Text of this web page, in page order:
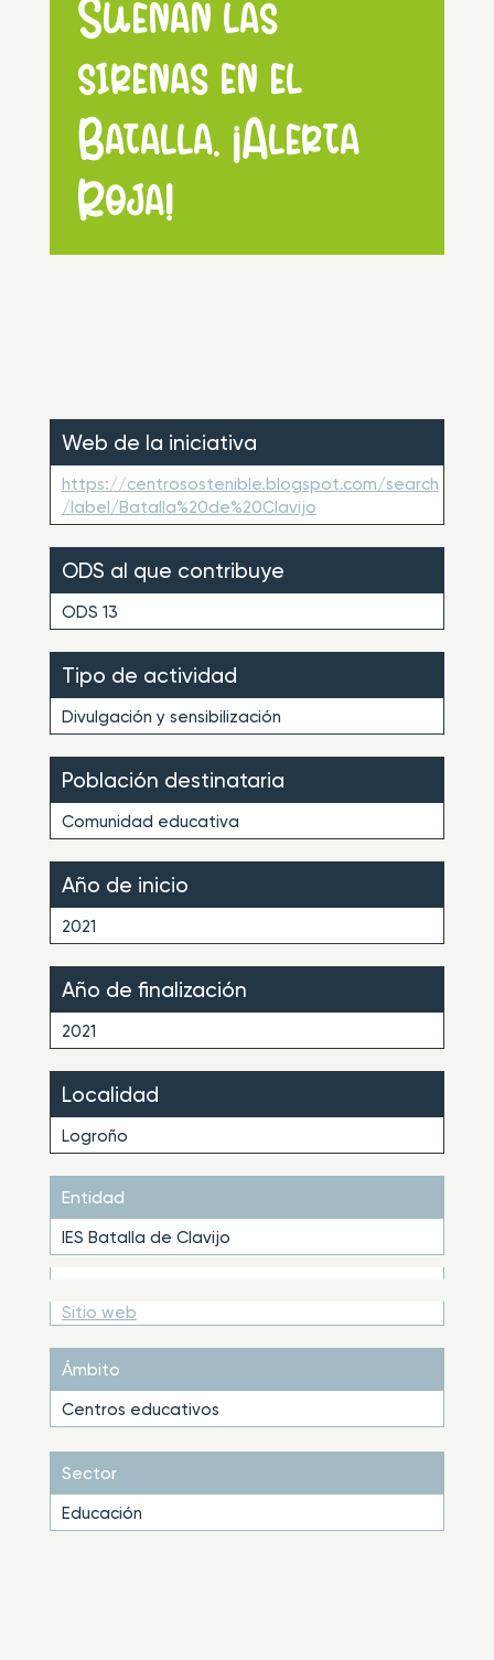
Suenan las
sirenas en el
Batalla. ¡Alerta
Roja!
Web de la iniciativa
https://centrosostenible.blogspot.com/search
/label/Batalla%20de%20Clavijo
ODS al que contribuye
ODS 13
Tipo de actividad
Divulgación y sensibilización
Población destinataria
Comunidad educativa
Año de inicio
2021
Año de finalización
2021
Localidad
Logroño
Entidad
IES Batalla de Clavijo
Sitio web
Ámbito
Centros educativos
Sector
Educación